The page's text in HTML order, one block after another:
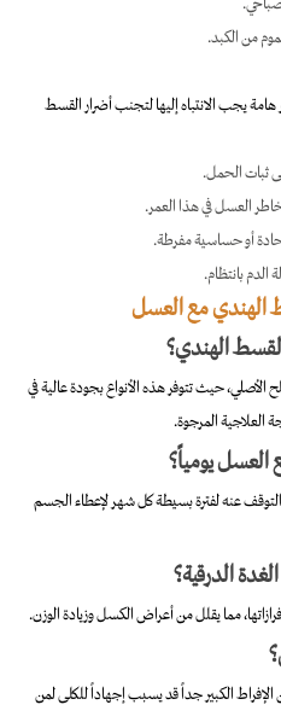
من الكبد.
هامة يجب الانتباه إليها لتجنب أضرار القسط
ثبات الحمل.
العسل في هذا العمر.
أو حساسية مفرطة.
بانتظام.
الهندي مع العسل
الهندي؟
حيث تتوفر هذه الأنواع بجودة عالية في
المرجوة.
يومياً؟
عنه لفترة بسيطة كل شهر لإعطاء الجسم
الدرقية؟
مما يقلل من أعراض الكسل وزيادة الوزن.
الإفراط الكبير جداً قد يسبب إجهاداً للكلى لمن